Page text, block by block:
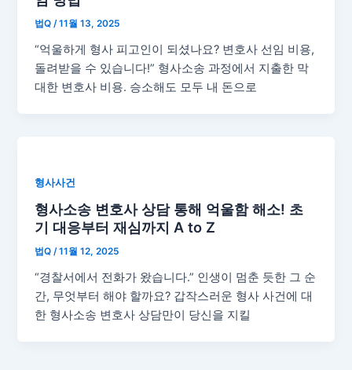
법Q/11월 13, 2025
“억울하게 형사 피고인이 되셨나요? 변호사 선임 비용,
돌려받을 수 있습니다!” 형사소송 과정에서 지출한 막
대한 변호사 비용. 승소해도 모두 내 돈으로
형사사건
형사소송 변호사 상담 통해 억울함 해소! 초
기 대응부터 재심까지 A to Z
법Q/11월 12, 2025
“경찰서에서 전화가 왔습니다.” 인생이 멈춘 듯한 그 순
간, 무엇부터 해야 할까요? 갑작스러운 형사 사건에 대
한 형사소송 변호사 상담만이 당신을 지킬